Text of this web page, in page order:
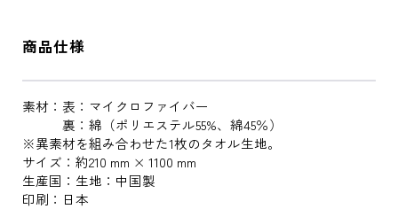
商品仕様
素材：表：マイクロファイバー
裏：綿（ポリエステル55%、綿45％）
※異素材を組み合わせた1枚のタオル生地。
サイズ：約210 mm × 1100 mm
生産国：生地：中国製
印刷：日本